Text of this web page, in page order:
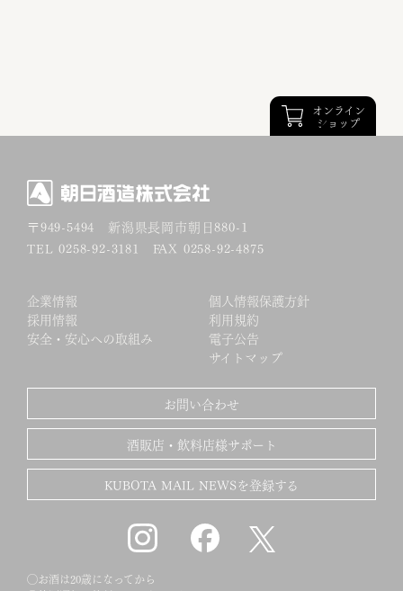
オンライン
ショップ
〒949-5494 新潟県長岡市朝日880-1
TEL 0258-92-3181 FAX 0258-92-4875
企業情報
採用情報
安全・安心への取組み
個人情報保護方針
利用規約
電子公告
サイトマップ
お問い合わせ
酒販店・飲料店様サポート
KUBOTA MAIL NEWSを登録する
◯お酒は20歳になってから